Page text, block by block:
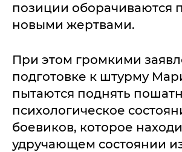
позиции оборачиваются
новыми жертвами.
При этом громкими
подготовке к штурму
пытаются поднять
психологическое
боевиков, которое
удручающем состоянии